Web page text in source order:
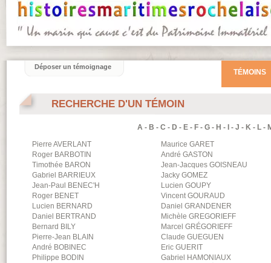
RECHERCHE D'UN TÉMOIN
A - B - C - D - E - F - G - H - - J - K - L -
Pierre AVERLANT Maurice GARET
Roger BARBOTIN André GASTON
Timothée BARON Jean-Jacques GOISNEAU
Gabriel
BARRIEUX Jacky GOMEZ
Jean-Paul
BENEC'H Lucien GOUPY
Roger BENET VincentGOURAUD
Lucien BERNARD Daniel GRANDENER
Daniel
BERTRAND Michèle GREGORIEFF
Bernard BILY Marcel GRÉGORIEFF
Pierre-Jean BLAIN Claude GUEGUEN
André BOBINEC Eric GUERIT
Philippe BODIN Gabriel
HAMONIAUX
TÉMOINS
Déposer un témoignage